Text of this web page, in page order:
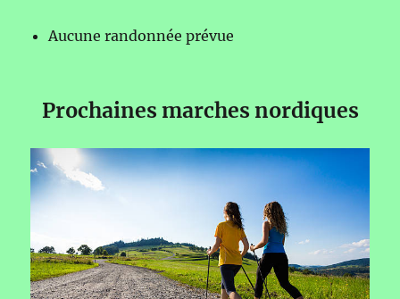
Aucune randonnée prévue
Prochaines marches nordiques